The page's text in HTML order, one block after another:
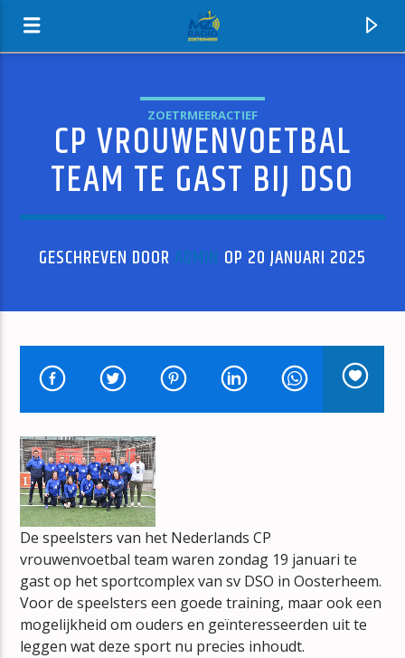
MZ-RADIO
HUIDIG NUMMER
BONT
JAN BERG
mz-radio
ZOETRMEERACTIEF
CP VROUWENVOETBAL
TEAM TE GAST BIJ DSO
GESCHREVEN DOOR ADMIN OP 20 JANUARI 2025
De speelsters van het Nederlands CP
vrouwenvoetbal team waren zondag 19 januari te
gast op het sportcomplex van sv DSO in Oosterheem.
Voor de speelsters een goede training, maar ook een
mogelijkheid om ouders en geïnteresseerden uit te
leggen wat deze sport nu precies inhoudt.